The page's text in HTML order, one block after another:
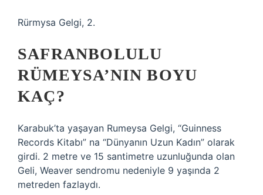
Rürmysa Gelgi, 2.
SAFRANBOLULU
RÜMEYSA’NIN BOYU
KAÇ?
Karabuk’ta yaşayan Rumeysa Gelgi, “Guinness
Records Kitabı” na “Dünyanın Uzun Kadın” olarak
girdi. 2 metre ve 15 santimetre uzunluğunda olan
Geli, Weaver sendromu nedeniyle 9 yaşında 2
metreden fazlaydı.